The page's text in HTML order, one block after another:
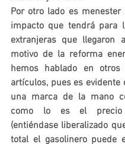
Por otro lado es menester
impacto que tendrá para
extranjeras que llegaron
motivo de la reforma
hemos hablado en
artículos, pues es evidente
una marca de la mano
como lo es el precio
(entiéndase liberalizado
total el gasolinero puede